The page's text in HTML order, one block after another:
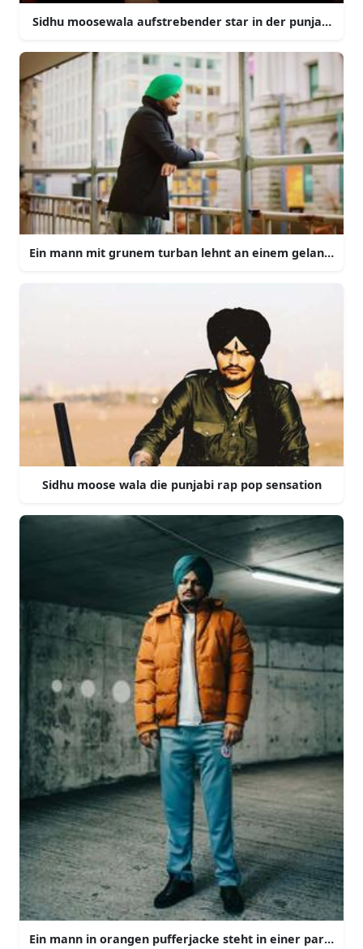
Sidhu moosewala aufstrebender star in der punjabi
Ein mann mit grunem turban lehnt an einem gelander
Sidhu moose wala die punjabi rap pop sensation
Ein mann in orangen pufferjacke steht in einer